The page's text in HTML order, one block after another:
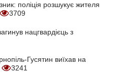
поліція розшукує жителя
3709
нацгвардієць з
Гусятин виїхав на
3241